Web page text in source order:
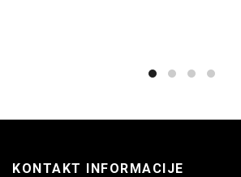
KONTAKT INFORMACIJE